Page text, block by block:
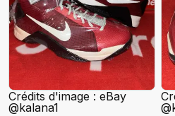
Crédits d'image : eBay
@kalana1